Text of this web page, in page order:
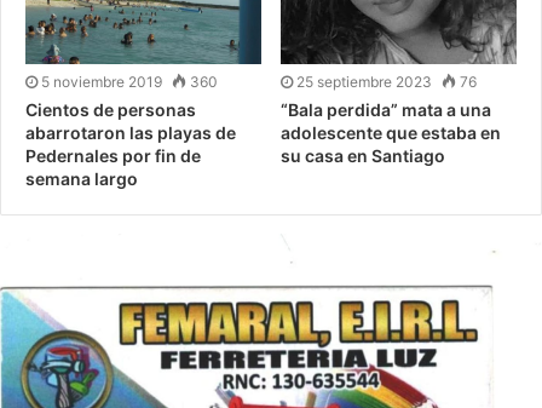
5 noviembre 2019 360
Cientos de personas
abarrotaron las playas de
Pedernales por fin de
semana largo
25 septiembre 2023 76
“Bala perdida” mata a una
adolescente que estaba en
su casa en Santiago